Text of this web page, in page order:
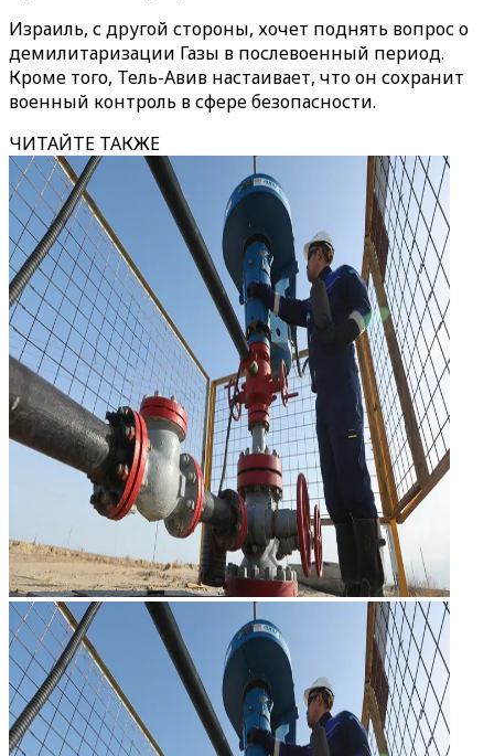
Израиль, с другой стороны, хочет поднять вопрос о
демилитаризации Газы в послевоенный период.
Кроме того, Тель-Авив настаивает, что он сохранит
военный контроль в сфере безопасности.
ЧИТАЙТЕ ТАКЖЕ